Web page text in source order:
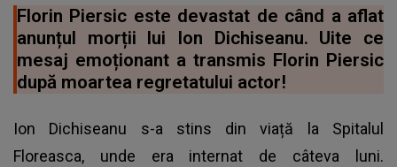
Florin Piersic este devastat de când a aflat
anunțul morții lui Ion Dichiseanu. Uite ce
mesaj emoționant a transmis Florin Piersic
după moartea regretatului actor!
Ion Dichiseanu s-a stins din viață la Spitalul
Floreasca, unde era internat de câteva luni.